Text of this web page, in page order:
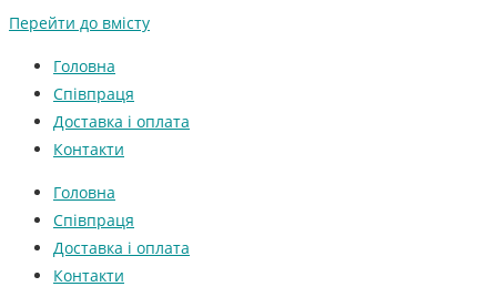
Перейти до вмісту
Головна
Співпраця
Доставка і оплата
Контакти
Головна
Співпраця
Доставка і оплата
Контакти